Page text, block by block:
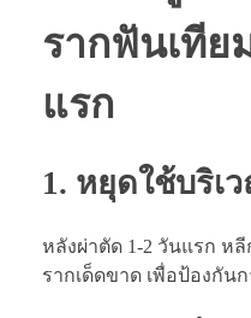
รากฟันเทีย
แรก
1. หยุดใช้บริเ
หลังผ่าตัด 1-2 วันแรก หลี
รากเด็ดขาด เพื่อป้องกัน